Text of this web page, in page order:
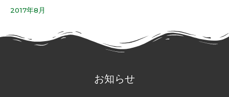
2017年8月
お知らせ